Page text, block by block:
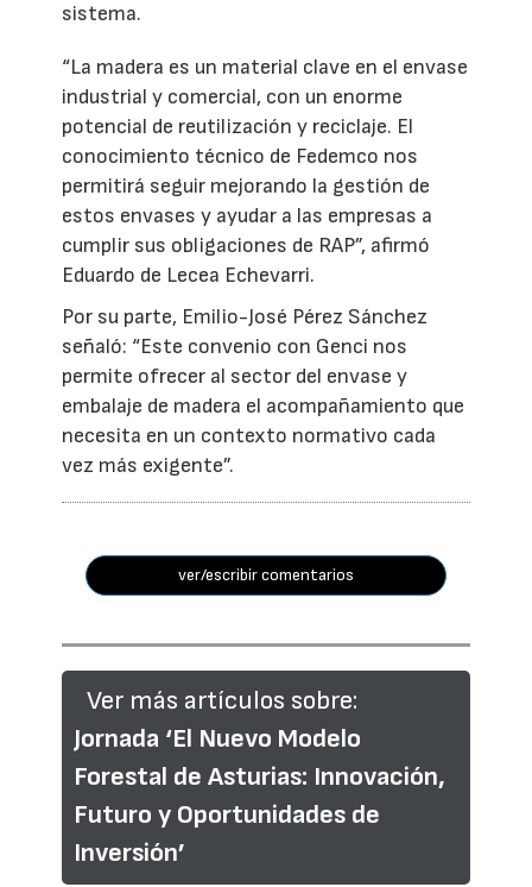
sistema.
“La madera es un material clave en el envase
industrial y comercial, con un enorme
potencial de reutilización y reciclaje. El
conocimiento técnico de Fedemco nos
permitirá seguir mejorando la gestión de
estos envases y ayudar a las empresas a
cumplir sus obligaciones de RAP”, afirmó
Eduardo de Lecea Echevarri.
Por su parte, Emilio-José Pérez Sánchez
señaló: “Este convenio con Genci nos
permite ofrecer al sector del envase y
embalaje de madera el acompañamiento que
necesita en un contexto normativo cada
vez más exigente”.
ver/escribir comentarios
Ver más artículos sobre:
Jornada ‘El Nuevo Modelo
Forestal de Asturias: Innovación,
Futuro y Oportunidades de
Inversión’